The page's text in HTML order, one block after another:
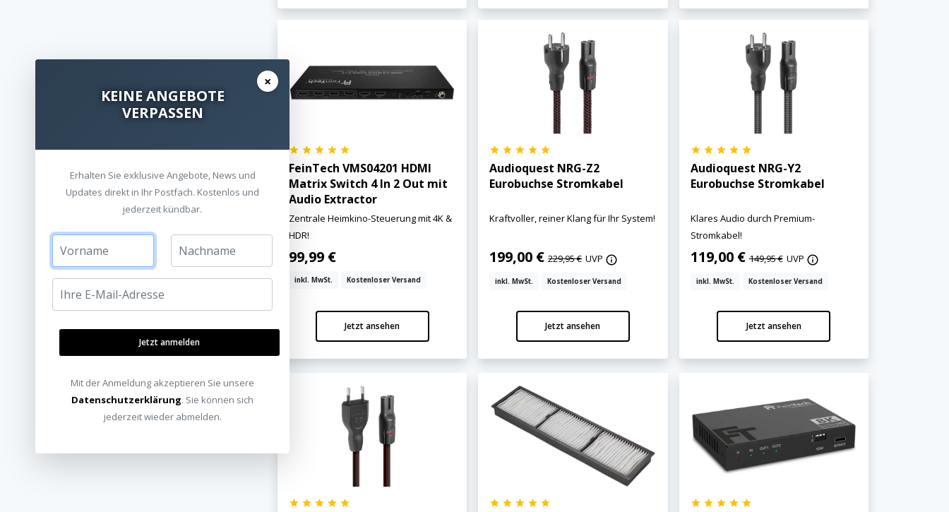
FeinTech VMS04201 HDMI
Matrix Switch 4 In 2 Out mit
Audio Extractor
Zentrale Heimkino-Steuerung mit 4K &
HDR!
99,99 €
inkl. MwSt. Kostenloser Versand
Jetzt ansehen
Audioquest NRG-Z2
Eurobuchse Stromkabel
Kraftvoller, reiner Klang für Ihr System!
199,00 €229,95 € UVP
inkl. MwSt. Kostenloser Versand
Jetzt ansehen
Audioquest NRG-Y2
Eurobuchse Stromkabel
Klares Audio durch Premium-
Stromkabel!
119,00 €149,95 € UVP
inkl. MwSt. Kostenloser Versand
Jetzt ansehen
×
KEINE ANGEBOTE
VERPASSEN
Erhalten Sie exklusive Angebote, News und
Updates direkt in Ihr Postfach. Kostenlos und
jederzeit kündbar.
Jetzt anmelden
Mit der Anmeldung akzeptieren Sie unsere
Datenschutzerklärung. Sie können sich
jederzeit wieder abmelden.